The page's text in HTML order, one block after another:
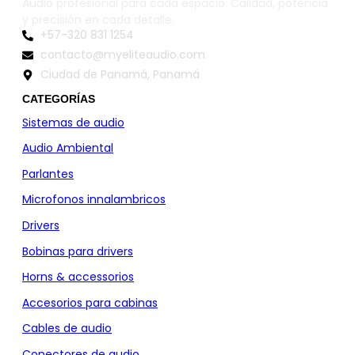
+57-320 831 1254
contacto@myeliteaudio.com
Ciudad de Panamá, Panamá
CATEGORÍAS
Sistemas de audio
Audio Ambiental
Parlantes
Microfonos innalambricos
Drivers
Bobinas para drivers
Horns & accessorios
Accesorios para cabinas
Cables de audio